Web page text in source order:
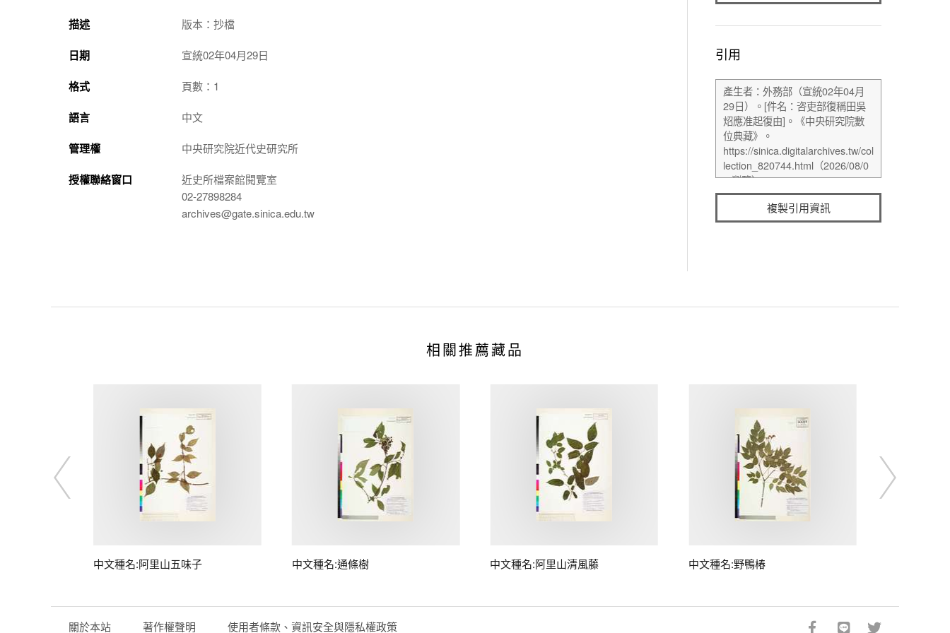
描述 版本：抄檔
日期 宣統02年04月29日
格式 頁數：1
語言 中文
管理權 中央研究院近代史研究所
授權聯絡窗口
近史所檔案館閱覽室
02-27898284
archives@gate.sinica.edu.tw
引用
複製引用資訊
相關推薦藏品
中文種名:阿里山五味子 中文種名:通條樹 中文種名:阿里山清風藤 中文種名:野鴨椿
關於本站 著作權聲明 使用者條款、資訊安全與隱私權政策